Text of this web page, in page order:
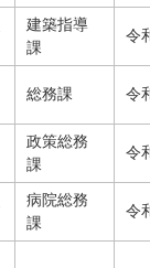
建築指導
課
令
総務課 令
政策総務
課
令
病院総務
課
令